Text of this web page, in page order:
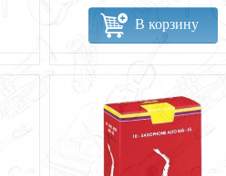
В корзину